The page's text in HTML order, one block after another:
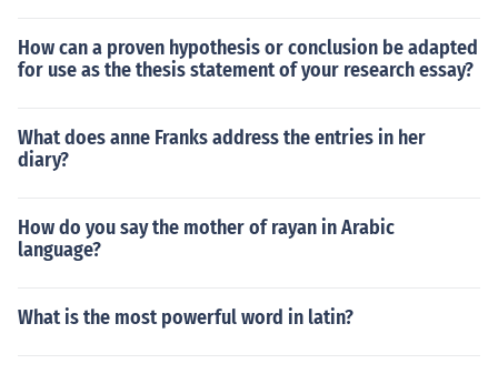
How can a proven hypothesis or conclusion be adapted
for use as the thesis statement of your research essay?
What does anne Franks address the entries in her
diary?
How do you say the mother of rayan in Arabic
language?
What is the most powerful word in latin?